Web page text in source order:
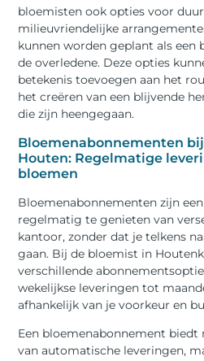
bloemisten ook opties voor
milieuvriendelijke
kunnen worden geplant als een
de overledene. Deze opties
betekenis toevoegen aan het
het creëren van een blijvende
die zijn heengegaan.
Bloemenabonnementen
Houten: Regelmatige
bloemen
Bloemenabonnementen zijn
regelmatig te genieten van
kantoor, zonder dat je telkens
gaan. Bij de bloemist in
verschillende
wekelijkse leveringen tot
afhankelijk van je voorkeur en
Een bloemenabonnement biedt
van automatische leveringen,